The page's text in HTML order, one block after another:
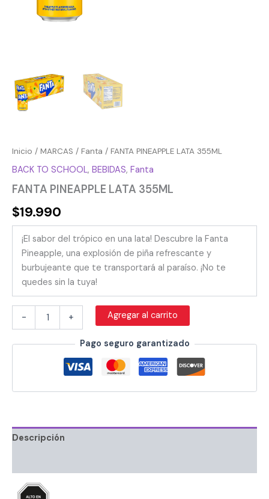
Inicio / MARCAS / Fanta / FANTA PINEAPPLE LATA 355ML
BACK TO SCHOOL, BEBIDAS, Fanta
FANTA PINEAPPLE LATA 355ML
$19.990
¡El sabor del trópico en una lata! Descubre la Fanta
Pineapple, una explosión de piña refrescante y
burbujeante que te transportará al paraíso. ¡No te
quedes sin la tuya!
- + Agregar al carrito
Pago seguro garantizado
Descripción